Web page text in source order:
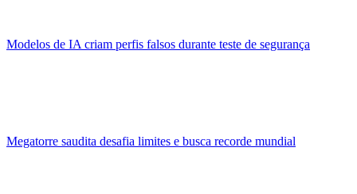
Modelos de IA criam perfis falsos durante teste de segurança
Megatorre saudita desafia limites e busca recorde mundial